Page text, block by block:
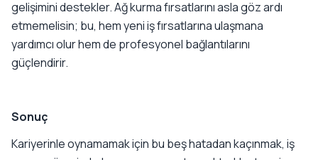
gelişimini destekler. Ağ kurma fırsatlarını asla göz ardı
etmemelisin; bu, hem yeni iş fırsatlarına ulaşmana
yardımcı olur hem de profesyonel bağlantılarını
güçlendirir.
Sonuç
Kariyerinle oynamamak için bu beş hatadan kaçınmak, iş